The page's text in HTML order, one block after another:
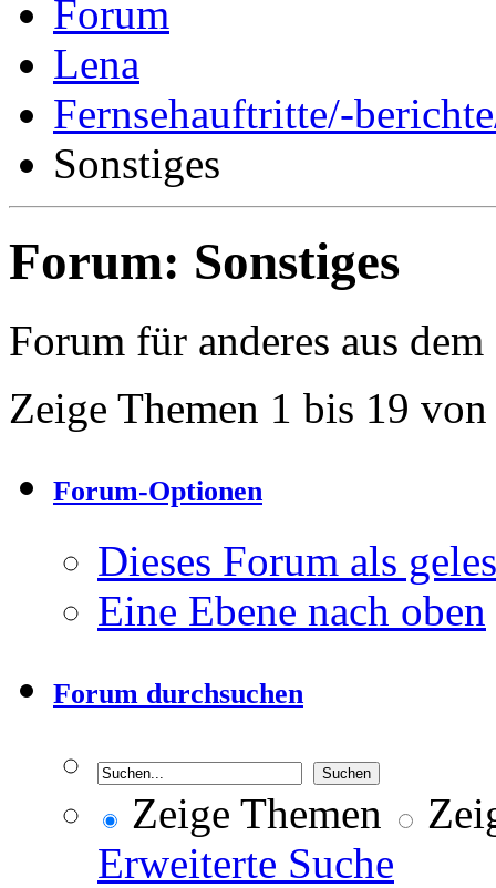
Forum
Lena
Fernsehauftritte/-
Sonstiges
Forum: Sonstiges
Forum für anderes aus
Zeige Themen 1 bis 19
Forum-Optionen
Dieses Forum als
Eine Ebene nach oben
Forum durchsuchen
Zeige Themen
Erweiterte Suche